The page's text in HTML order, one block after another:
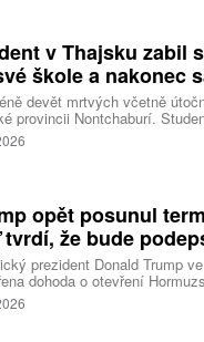
v Thajsku zabil
škole a nakonec
devět mrtvých včetně
provincii Nontchaburí.
svého dědečka oba prarodiče
a tři žáky, dalších 15 lidí
opět posunul
tvrdí, že bude
prezident Donald Trump
dohoda o otevření
dojít brzy. Írán je mezitím
která může pro Trumpa